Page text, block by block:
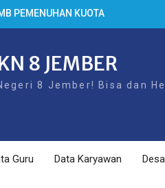
PEMENUHAN KUOTA
Gratis (CKG)
8 JEMBER
8 Jember! Bisa dan
Guru Data Karyawan